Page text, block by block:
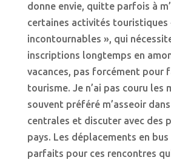
donne envie, quitte parfois à
certaines activités touristiques
incontournables », qui
inscriptions longtemps en
vacances, pas forcément pour
tourisme. Je n’ai pas couru les
souvent préféré m’asseoir
centrales et discuter avec des
pays. Les déplacements en
parfaits pour ces rencontres